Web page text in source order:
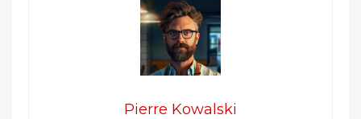
Pierre Kowalski